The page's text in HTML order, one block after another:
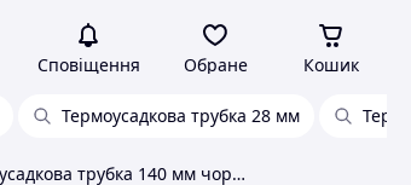
Сповіщення Обране Кошик
Термоусадкова трубка 28 мм
Термоусадкова трубка 140 мм чорна